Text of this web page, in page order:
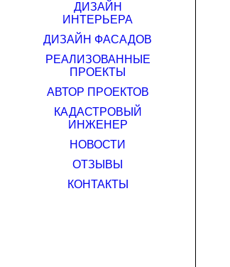
ДИЗАЙН
ИНТЕРЬЕРА
ДИЗАЙН ФАСАДОВ
РЕАЛИЗОВАННЫЕ
ПРОЕКТЫ
АВТОР ПРОЕКТОВ
КАДАСТРОВЫЙ
ИНЖЕНЕР
НОВОСТИ
ОТЗЫВЫ
КОНТАКТЫ